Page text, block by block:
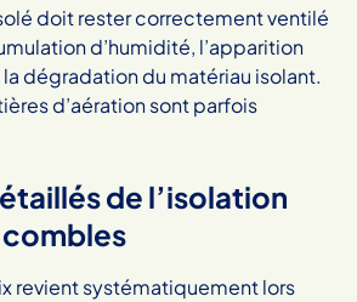
doit rester correctement ventilé
d’humidité, l’apparition
dégradation du matériau isolant.
d’aération sont parfois
de l’isolation
revient systématiquement lors